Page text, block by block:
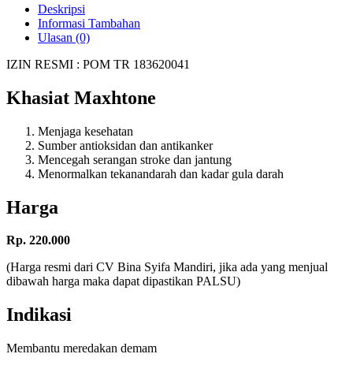
Deskripsi
Informasi Tambahan
Ulasan (0)
IZIN RESMI : POM TR 183620041
Khasiat Maxhtone
Menjaga kesehatan
Sumber antioksidan dan antikanker
Mencegah serangan stroke dan jantung
Menormalkan tekanandarah dan kadar gula darah
Harga
Rp. 220.000
(Harga resmi dari CV Bina Syifa Mandiri, jika ada yang menjual
dibawah harga maka dapat dipastikan PALSU)
Indikasi
Membantu meredakan demam